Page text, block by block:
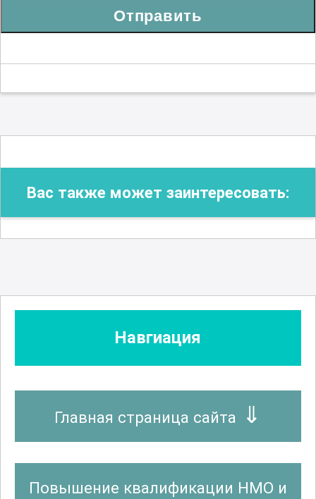
Отправить
Вас также может заинтересовать:
Навгиация
Главная страница сайта
Повышение квалификации НМО и